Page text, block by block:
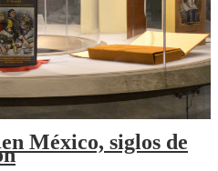
México, siglos de